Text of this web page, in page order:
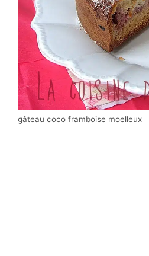
gâteau coco framboise moelleux